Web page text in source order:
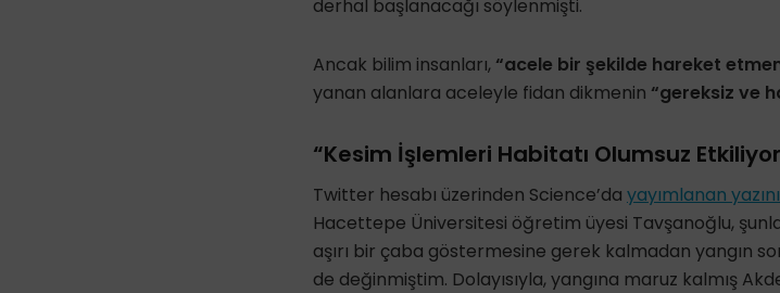
derhal başlanacağı söylenmişti.
Ancak bilim insanları, “acele bir şekilde hareket
yanan alanlara aceleyle fidan dikmenin “gereksiz ve
“Kesim İşlemleri Habitatı Olumsuz
Twitter hesabı üzerinden Science’da yayımlanan
Hacettepe Üniversitesi öğretim üyesi Tavşanoğlu,
aşırı bir çaba göstermesine gerek kalmadan yangın
de değinmiştim. Dolayısıyla, yangına maruz kalmış